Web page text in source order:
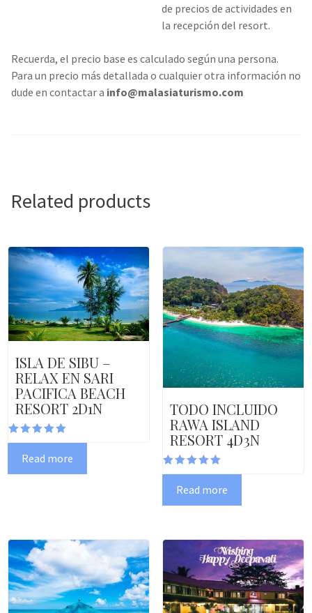
de precios de actividades en
la recepción del resort.
Recuerda, el precio base es calculado según una persona.
Para un precio más detallada o cualquier otra información no
dude en contactar a info@malasiaturismo.com
Related products
ISLA DE SIBU –
RELAX EN SARI
PACIFICA BEACH
RESORT 2D1N
Rated
out of 5
Read more
TODO INCLUIDO
RAWA ISLAND
RESORT 4D3N
Rated
5.00
out of 5
Read more